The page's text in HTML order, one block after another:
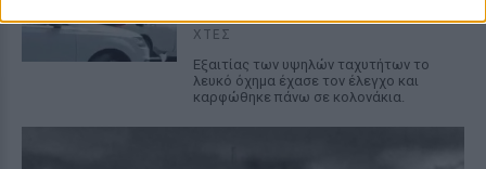
ΧΤΕΣ
Εξαιτίας των υψηλών ταχυτήτων το
λευκό όχημα έχασε τον έλεγχο και
καρφώθηκε πάνω σε κολονάκια.